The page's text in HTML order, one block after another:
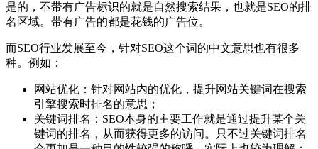
是的，不带有广告标识的就是自然搜索结果，也就是SEO的排
名区域。带有广告的都是花钱的广告位。
而SEO行业发展至今，针对SEO这个词的中文意思也有很多
种。例如：
网站优化：针对网站内的优化，提升网站关键词在搜索
引擎搜索时排名的意思；
关键词排名：SEO本身的主要工作就是通过提升某个关
键词的排名，从而获得更多的访问。只不过关键词排名